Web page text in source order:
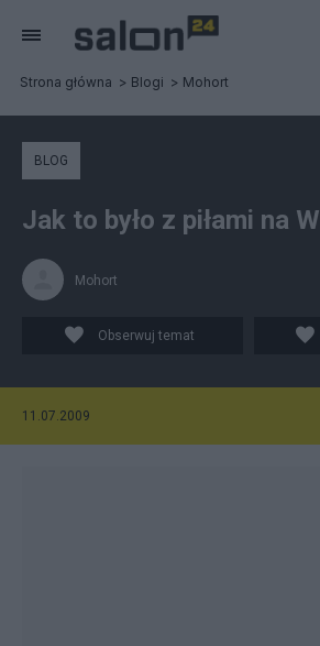
Strona główna Blogi Mohort
BLOG
Jak to było z piłami na
Mohort
Obserwuj temat
11.07.2009